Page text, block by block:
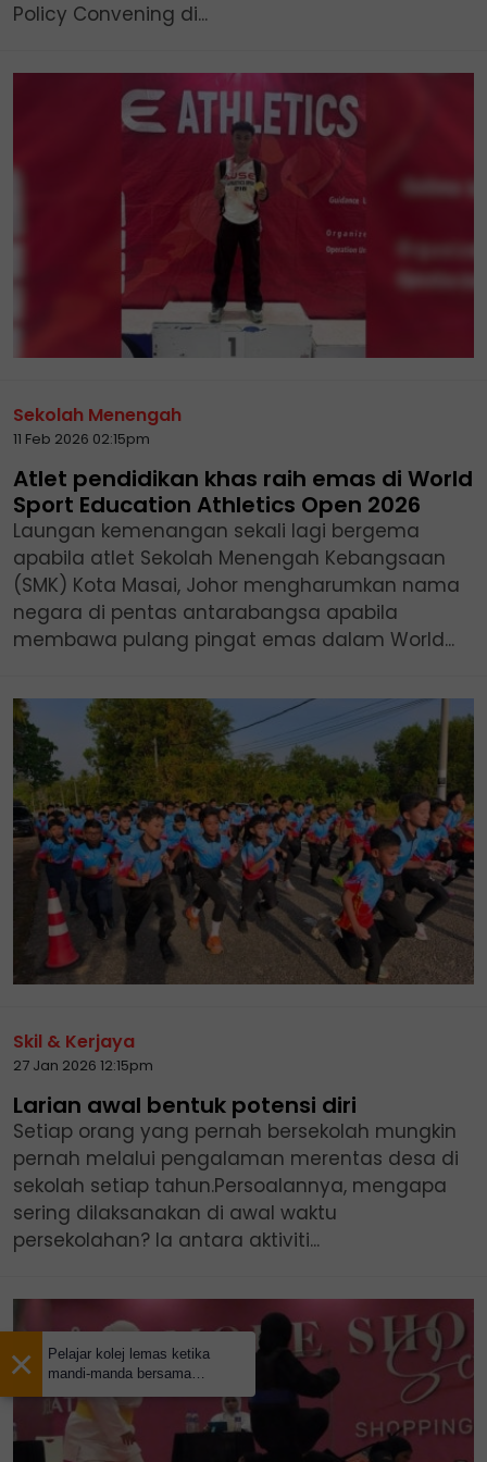
Policy Convening di...
Sekolah Menengah
11 Feb 2026 02:15pm
Atlet pendidikan khas raih emas di World
Sport Education Athletics Open 2026
Laungan kemenangan sekali lagi bergema
apabila atlet Sekolah Menengah Kebangsaan
(SMK) Kota Masai, Johor mengharumkan nama
negara di pentas antarabangsa apabila
membawa pulang pingat emas dalam World...
Skil & Kerjaya
27 Jan 2026 12:15pm
Larian awal bentuk potensi diri
Setiap orang yang pernah bersekolah mungkin
pernah melalui pengalaman merentas desa di
sekolah setiap tahun.Persoalannya, mengapa
sering dilaksanakan di awal waktu
persekolahan? Ia antara aktiviti...
×
Pelajar kolej lemas ketika
mandi-manda bersama